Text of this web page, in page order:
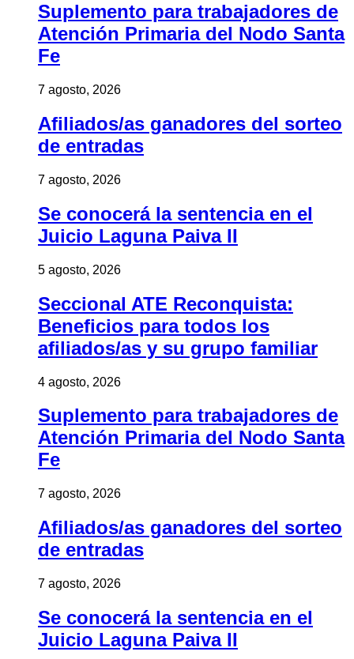
Suplemento para trabajadores de
Atención Primaria del Nodo Santa
Fe
7 agosto, 2026
Afiliados/as ganadores del sorteo
de entradas
7 agosto, 2026
Se conocerá la sentencia en el
Juicio Laguna Paiva II
5 agosto, 2026
Seccional ATE Reconquista:
Beneficios para todos los
afiliados/as y su grupo familiar
4 agosto, 2026
Suplemento para trabajadores de
Atención Primaria del Nodo Santa
Fe
7 agosto, 2026
Afiliados/as ganadores del sorteo
de entradas
7 agosto, 2026
Se conocerá la sentencia en el
Juicio Laguna Paiva II